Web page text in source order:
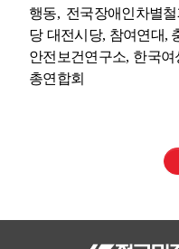
행동, 전국장애인차별철
당 대전시당, 참여연대,
안전보건연구소, 한국여
총연합회